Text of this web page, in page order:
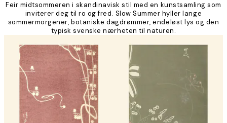
Feir midtsommeren i skandinavisk stil med en kunstsamling som
inviterer deg til ro og fred. Slow Summer hyller lange
sommermorgener, botaniske dagdrømmer, endeløst lys og den
typisk svenske nærheten til naturen.